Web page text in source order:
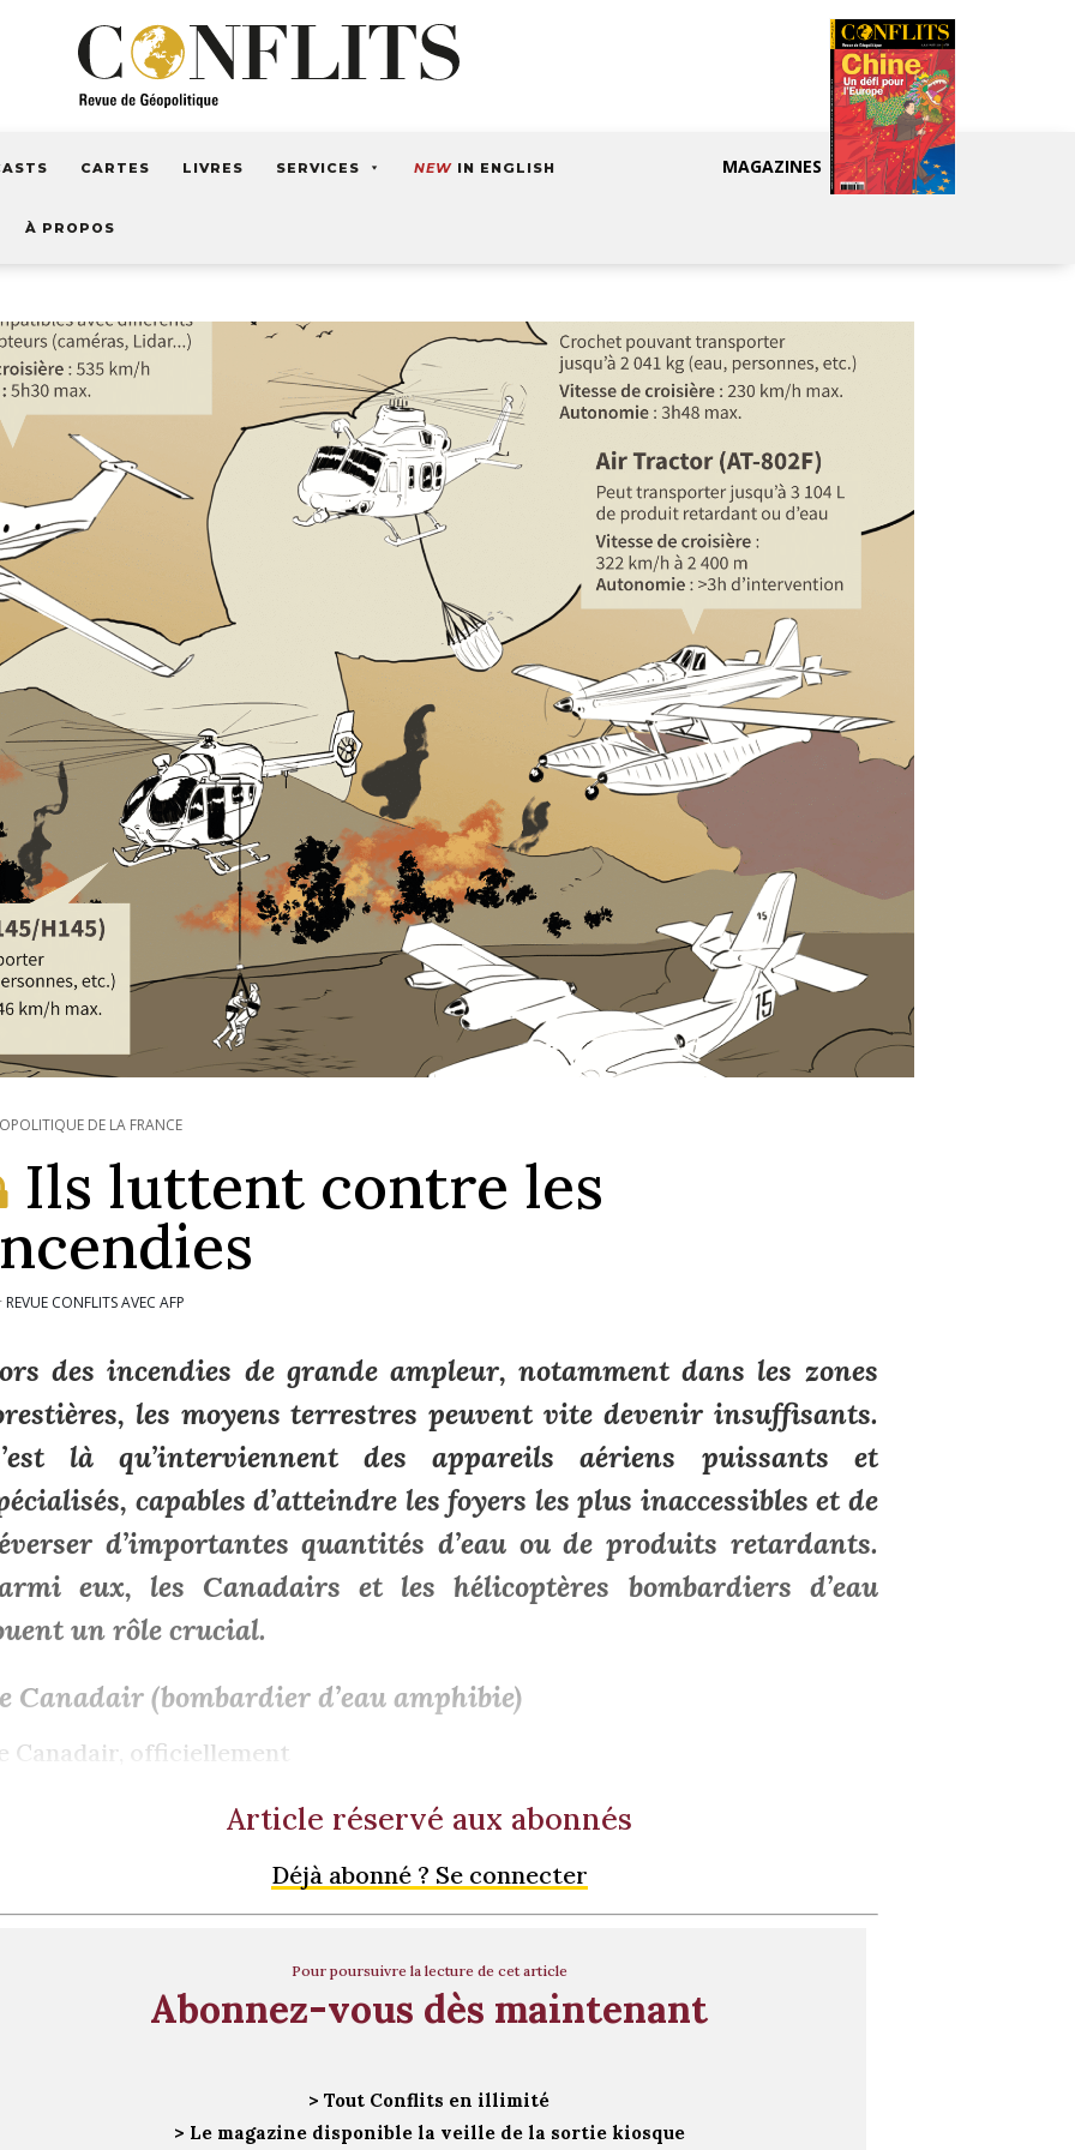
CARTES LIVRES SERVICES NEW IN ENGLISH
À PROPOS
MAGAZINES
DE LA FRANCE
Ils luttent contre les
REVUE CONFLITS AVEC AFP
des incendies de grande ampleur, notamment dans les zones
les moyens terrestres peuvent vite devenir insuffisants.
là qu’interviennent des appareils aériens puissants et
capables d’atteindre les foyers les plus inaccessibles et de
d’importantes quantités d’eau ou de produits retardants.
eux, les Canadairs et les hélicoptères bombardiers d’eau
un rôle crucial.
Canadair (bombardier d’eau amphibie)
Canadair, officiellement
Article réservé aux abonnés
Déjà abonné ? Se connecter
Pour poursuivre la lecture de cet article
Abonnez-vous dès maintenant
> Tout Conflits en illimité
> Le magazine disponible la veille de la sortie kiosque